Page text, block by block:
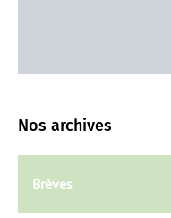
Nos archives
Brèves